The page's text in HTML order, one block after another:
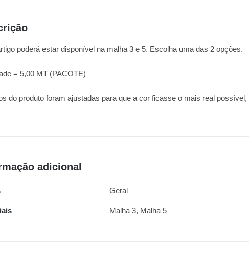
poderá estar disponível na malha 3 e 5. Escolha uma das 2 opções.
= 5,00 MT (PACOTE)
do produto foram ajustadas para que a cor ficasse o mais real
adicional
Geral
Malha 3, Malha 5